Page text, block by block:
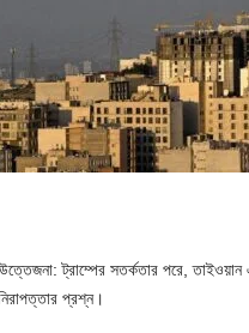
ট্রাম্পের সতর্কতার পরে, তাইওয়ান
প্রশ্ন।